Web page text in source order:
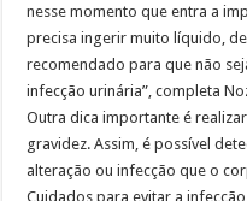
nesse momento que entra a
precisa ingerir muito líquido,
recomendado para que não
infecção urinária”, completa
Outra dica importante é
gravidez. Assim, é possível
alteração ou infecção que o
Cuidados para evitar a